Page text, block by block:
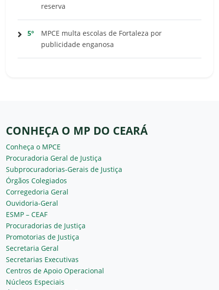
reserva
5º
MPCE multa escolas de Fortaleza por
publicidade enganosa
CONHEÇA O MP DO CEARÁ
Conheça o MPCE
Procuradoria Geral de Justiça
Subprocuradorias-Gerais de Justiça
Órgãos Colegiados
Corregedoria Geral
Ouvidoria-Geral
ESMP – CEAF
Procuradorias de Justiça
Promotorias de Justiça
Secretaria Geral
Secretarias Executivas
Centros de Apoio Operacional
Núcleos Especiais